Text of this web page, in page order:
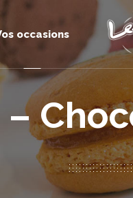
occasions